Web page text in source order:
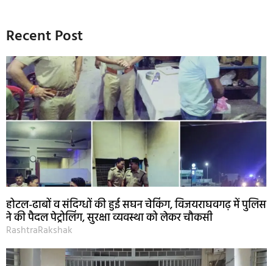
Recent Post
होटल-ढाबों व संदिग्धों की हुई सघन चेकिंग, विजयराघवगढ़ में पुलिस
ने की पैदल पेट्रोलिंग, सुरक्षा व्यवस्था को लेकर चौकसी
RashtraRakshak